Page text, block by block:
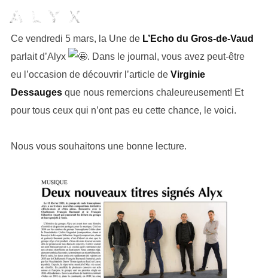
Ce vendredi 5 mars, la Une de L’Echo du Gros-de-Vaud
parlait d’Alyx
. Dans le journal, vous avez peut-être
eu l’occasion de découvrir l’article de Virginie
Dessaugesque nous remercions chaleureusement! Et
pour tous ceux qui n’ont pas eu cette chance, le voici.
Nous vous souhaitons une bonne lecture.